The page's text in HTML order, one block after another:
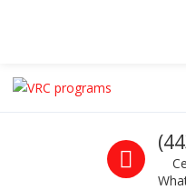
Skip to navigation
Skip to content
La seguridad de su empresa es